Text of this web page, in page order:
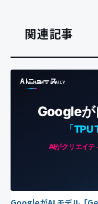
関連記事
AIニュース